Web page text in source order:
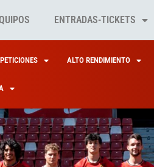
ENTRADAS-TICKETS
ALTO RENDIMIENTO